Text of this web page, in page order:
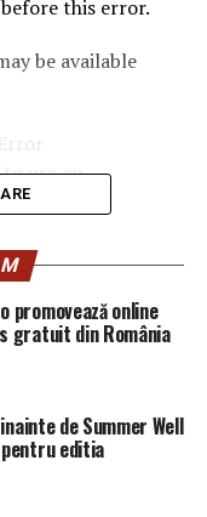
this error.
be available
use an
a fost prins! |
DIESEL:
a răpus 100.000
FĂRĂ
promovează online
gratuit din România
de Summer Well
editia